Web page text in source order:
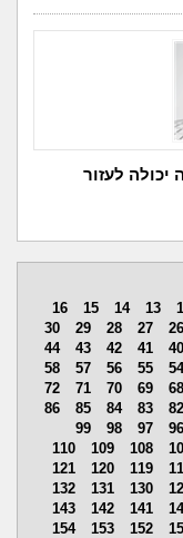
יכולה לעזור
13
14
15
16
26
27
28
29
30
40
41
42
43
44
54
55
56
57
58
68
69
70
71
72
82
83
84
85
86
96
97
98
99
108
109
110
119
120
121
130
131
132
141
142
143
152
153
154